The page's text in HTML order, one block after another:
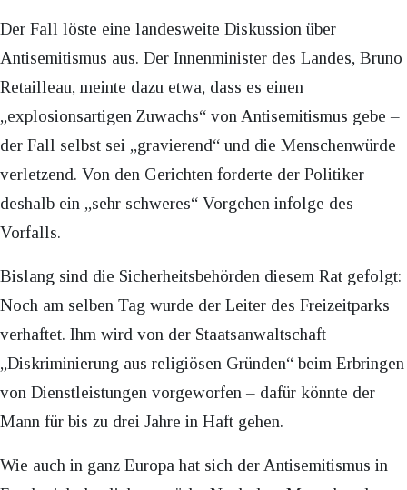
Der Fall löste eine landesweite Diskussion über
Antisemitismus aus. Der Innenminister des Landes, Bruno
Retailleau, meinte dazu etwa, dass es einen
„explosionsartigen Zuwachs“ von Antisemitismus gebe –
der Fall selbst sei „gravierend“ und die Menschenwürde
verletzend. Von den Gerichten forderte der Politiker
deshalb ein „sehr schweres“ Vorgehen infolge des
Vorfalls.
Bislang sind die Sicherheitsbehörden diesem Rat gefolgt:
Noch am selben Tag wurde der Leiter des Freizeitparks
verhaftet. Ihm wird von der Staatsanwaltschaft
„Diskriminierung aus religiösen Gründen“ beim Erbringen
von Dienstleistungen vorgeworfen – dafür könnte der
Mann für bis zu drei Jahre in Haft gehen.
Wie auch in ganz Europa hat sich der Antisemitismus in